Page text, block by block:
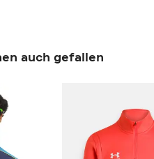
auch gefallen